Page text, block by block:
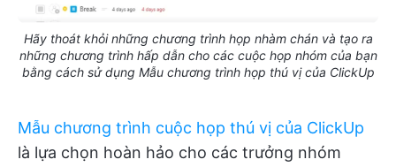
Hãy thoát khỏi những chương trình họp nhàm chán và tạo ra
những chương trình hấp dẫn cho các cuộc họp nhóm của bạn
bằng cách sử dụng Mẫu chương trình họp thú vị của ClickUp
Mẫu chương trình cuộc họp thú vị của ClickUp
là lựa chọn hoàn hảo cho các trưởng nhóm